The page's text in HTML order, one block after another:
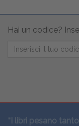
Hai un codice?
“I libri pesano